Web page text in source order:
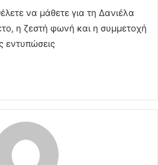
να μάθετε για τη Δανιέλα
η ζεστή φωνή και η συμμετοχή
εντυπώσεις